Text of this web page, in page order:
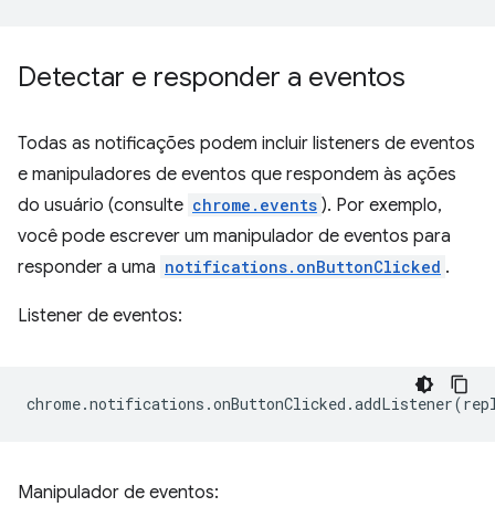
Detectar e responder a eventos
Todas as notificações podem incluir listeners de eventos
e manipuladores de eventos que respondem às ações
do usuário (consulte chrome.events ). Por exemplo,
você pode escrever um manipulador de eventos para
responder a uma notifications.onButtonClicked .
Listener de eventos:
chrome.notifications .onButtonClicked .addListener(
Manipulador de eventos: